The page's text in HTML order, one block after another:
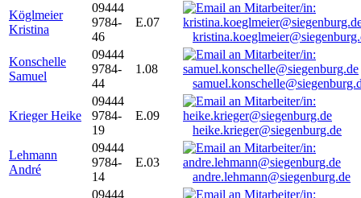
Köglmeier
Kristina
09444
9784-
46
E.07
Konschelle
Samuel
09444
9784-
44
1.08
Krieger Heike
09444
9784-
19
E.09
heike.krieger@siegenburg.de
Lehmann
André
09444
9784-
14
E.03
andre.lehmann@siegenburg.de
09444